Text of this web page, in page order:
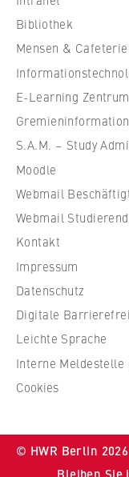
c
u
l
e
f
i
r
t
c
h
a
f
t
n
R
e
Bibliothek
Mensen &
E-Learning Zentrum
S.A.M. – Study
Moodle
Webmail
Webmail
Kontakt
Impressum
Datenschutz
Digitale
Leichte Sprache
Interne Meldestelle
Cookies
© HWR Berlin 2026
Bleiben Sie